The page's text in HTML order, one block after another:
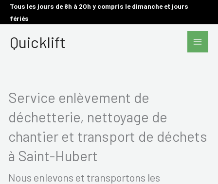
AllerTous les jours de 8h à 20h y compris le dimanche et jours
fériés
Quicklift
Main
Service enlèvement de
déchetterie, nettoyage de
chantier et transport de déchets
à Saint-Hubert
Nous enlevons et transportons les